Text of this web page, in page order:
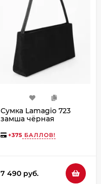
Сумка Lamagio 723
замша чёрная
+375 БАЛЛОВ!
7 490 руб.